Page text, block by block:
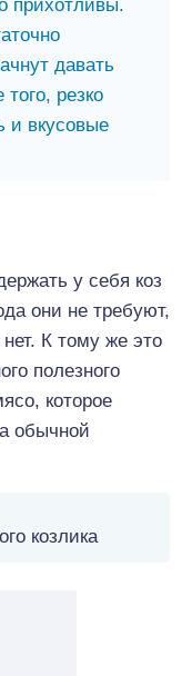
прихотливы.
давать
резко
и вкусовые
у себя коз
они не требуют,
К тому же это
полезного
которое
обычной
козлика